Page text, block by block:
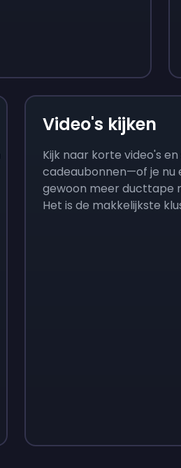
Video's kijken
Kijk naar korte video's
cadeaubonnen—of je nu
gewoon meer ducttape
Het is de makkelijkste